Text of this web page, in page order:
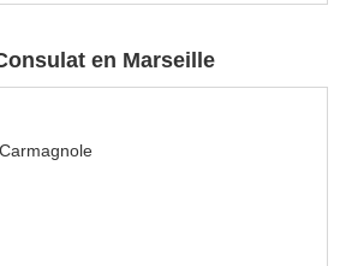
en Marseille